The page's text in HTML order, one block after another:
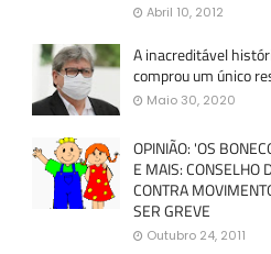
Abril 10, 2012
A inacreditável
comprou um único
Maio 30, 2020
OPINIÃO: 'OS
E MAIS: CONSELHO
CONTRA
SER GREVE
Outubro 24, 2011